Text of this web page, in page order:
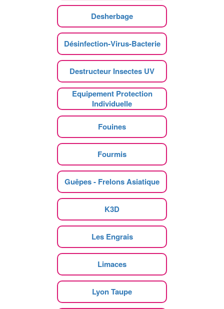
Desherbage
Désinfection-Virus-Bacterie
Destructeur Insectes UV
Equipement Protection
Individuelle
Fouines
Fourmis
Guêpes - Frelons Asiatique
K3D
Les Engrais
Limaces
Lyon Taupe